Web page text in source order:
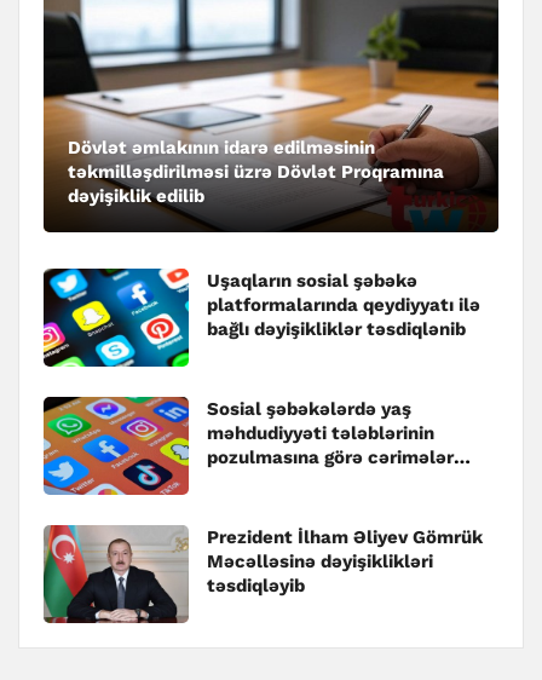
Dövlət əmlakının idarə edilməsinin
təkmilləşdirilməsi üzrə Dövlət Proqramına
dəyişiklik edilib
Uşaqların sosial şəbəkə
platformalarında qeydiyyatı ilə
bağlı dəyişikliklər təsdiqlənib
Sosial şəbəkələrdə yaş
məhdudiyyəti tələblərinin
pozulmasına görə cərimələr
Prezident İlham Əliyev Gömrük
Məcəlləsinə dəyişiklikləri
təsdiqləyib